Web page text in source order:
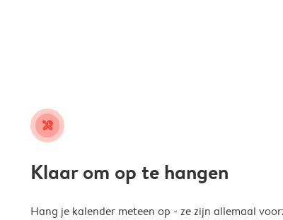
tools
Klaar om op te hangen
Hang je kalender meteen op - ze zijn allemaal